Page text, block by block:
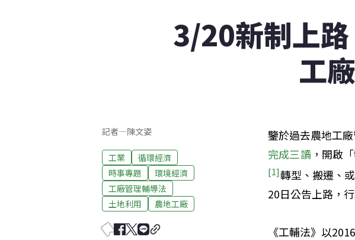
3/20新制上
工
記者—陳文姿
工業
循環經濟
時事專題
環境經濟
工廠管理輔導法
土地利用
農地工廠
鑒於過去農地工
完成三讀 ，開啟
[1]轉型、搬遷、
20日公告上路，
《工輔法》以